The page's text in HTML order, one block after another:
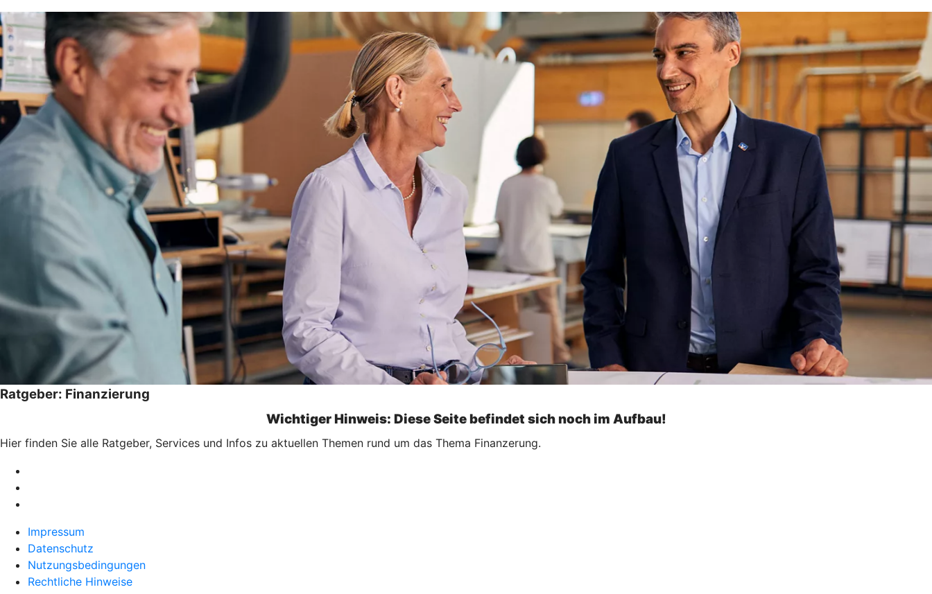
Ratgeber: Finanzierung
Wichtiger Hinweis: Diese Seite befindet sich noch im Aufbau!
Hier finden Sie alle Ratgeber, Services und Infos zu aktuellen Themen rund um das Thema Finanzerung.
Impressum
Datenschutz
Nutzungsbedingungen
Rechtliche Hinweise